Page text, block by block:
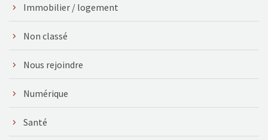
Immobilier / logement
Non classé
Nous rejoindre
Numérique
Santé